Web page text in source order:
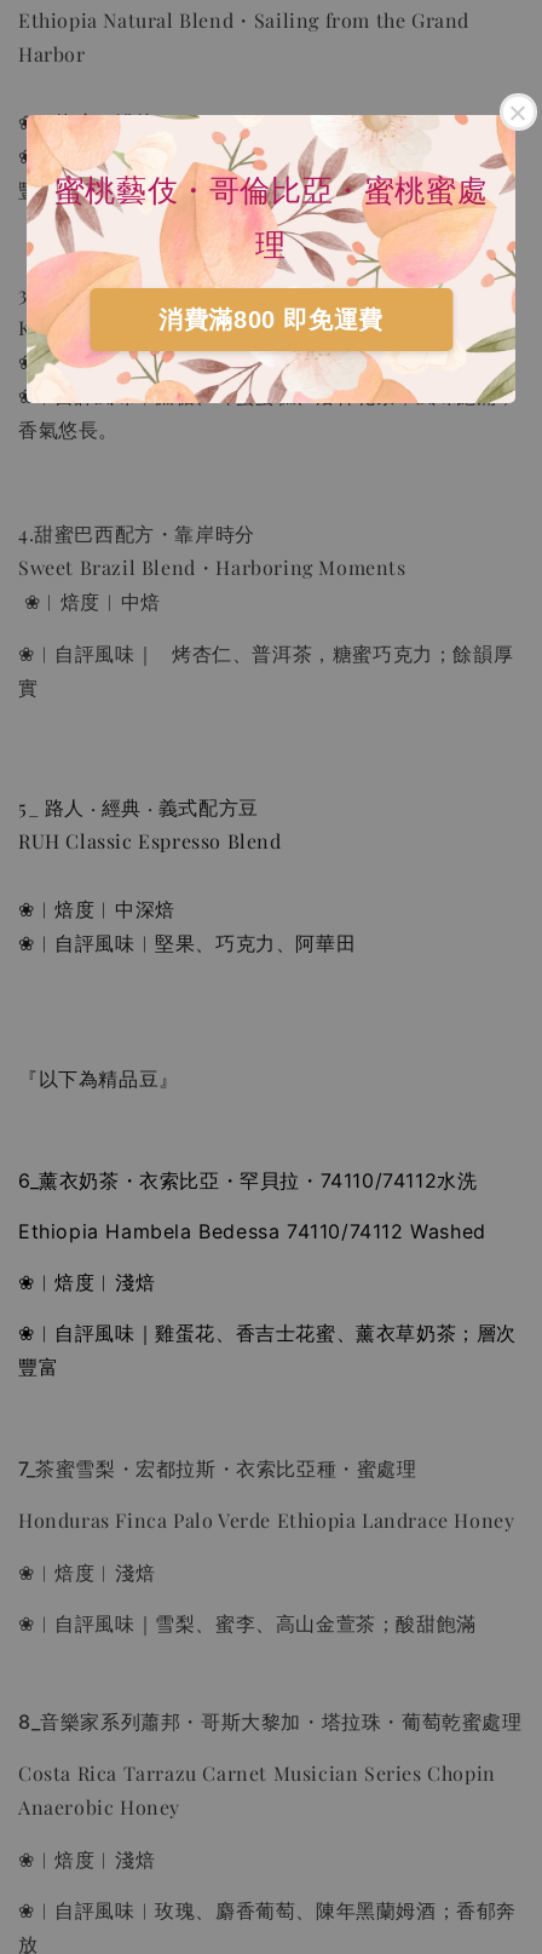
蜜桃藝伎・哥倫比亞・蜜桃蜜處
理
消費滿800 即免運費
瀏覽更多
Ethiopia Natural Blend・Sailing from the Grand
Harbor
❀︱焙度︱淺焙
❀︱自評風味｜莓果醬、小白花香氛、熱帶水果茶；香氣
豐富
3_破浪同行・肯亞・莊園配方豆・水洗
Kenya Blend - Riding the Waves Together
❀︱焙度︱淺中焙
❀︱自評風味︱蔗糖、蜂蜜蛋糕、洛神花茶，風味飽滿，
香氣悠長。
4.甜蜜巴西配方・靠岸時分
Sweet Brazil Blend・Harboring Moments
❀︱焙度︱中焙
❀︱自評風味｜ 烤杏仁、普洱茶，糖蜜巧克力；餘韻厚
實
5_ 路人 · 經典 · 義式配方豆
RUH Classic Espresso Blend
❀︱焙度︱中深焙
❀︱自評風味︱堅果、巧克力、阿華田
『以下為精品豆』
6_薰衣奶茶・衣索比亞・罕貝拉・74110/74112水洗
Ethiopia Hambela Bedessa 74110/74112 Washed
❀︱焙度︱淺焙
❀︱自評風味｜雞蛋花、香吉士花蜜、薰衣草奶茶；層次
豐富
7_茶蜜雪梨・宏都拉斯・衣索比亞種・蜜處理
Honduras Finca Palo Verde Ethiopia Landrace Honey
❀︱焙度︱淺焙
❀︱自評風味｜雪梨、蜜李、高山金萱茶；酸甜飽滿
8_音樂家系列蕭邦・哥斯大黎加・塔拉珠・葡萄乾蜜處理
Costa Rica Tarrazu Carnet Musician Series Chopin
Anaerobic Honey
❀︱焙度︱淺焙
❀︱自評風味︱玫瑰、麝香葡萄、陳年黑蘭姆酒；香郁奔
放